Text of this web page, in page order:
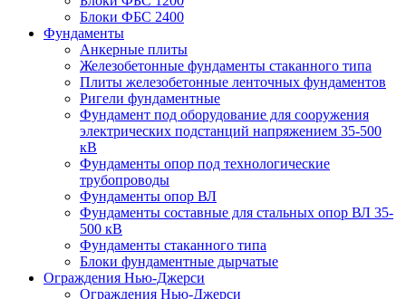
Блоки ФБС 2400
Фундаменты
Анкерные плиты
Железобетонные фундаменты стаканного типа
Плиты железобетонные ленточных фундаментов
Ригели фундаментные
Фундамент под оборудование для сооружения
электрических подстанций напряжением 35-500
кВ
Фундаменты опор под технологические
трубопроводы
Фундаменты опор ВЛ
Фундаменты составные для стальных опор ВЛ 35-
500 кВ
Фундаменты стаканного типа
Блоки фундаментные дырчатые
Ограждения Нью-Джерси
Ограждения Нью-Джерси